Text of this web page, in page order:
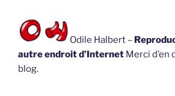
Odile Halbert –
autre endroit d’Internet Merci d’en
blog.